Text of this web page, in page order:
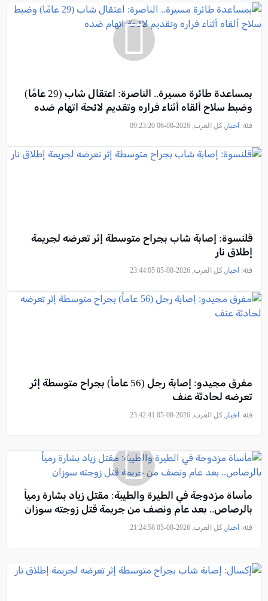
بمساعدة طائرة مسيرة.. الناصرة: اعتقال شاب (29 عامًا)
وضبط سلاح ألقاه أثناء فراره وتقديم لائحة اتهام ضده
فئة: أخبار , كل العرب, 2026-08-06 09:23:20
قلنسوة: إصابة شاب بجراح متوسطة إثر تعرضه لجريمة
إطلاق نار
فئة: أخبار , كل العرب, 2026-08-05 23:44:05
مفرق مجيدو: إصابة رجل (56 عاماً) بجراح متوسطة إثر
تعرضه لحادثة عنف
فئة: أخبار , كل العرب, 2026-08-05 23:42:41
مأساة مزدوجة في الطيرة والطيبة: مقتل زياد بشارة رمياً
بالرصاص.. بعد عام ونصف من جريمة قتل زوجته سوزان
فئة: أخبار , كل العرب, 2026-08-05 21:24:58